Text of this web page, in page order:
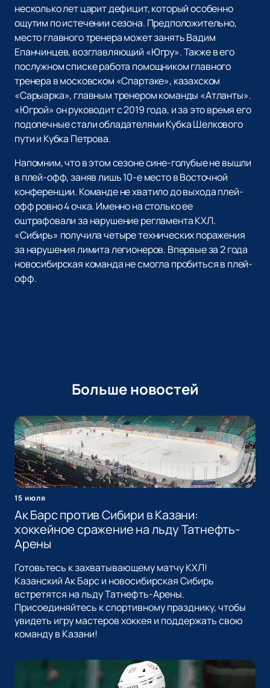
несколько лет царит дефицит, который особенно
ощутим по истечении сезона. Предположительно,
место главного тренера может занять Вадим
Епанчинцев, возглавляющий «Югру». Также в его
послужном списке работа помощником главного
тренера в московском «Спартаке», казахском
«Сарыарка», главным тренером команды «Атланты».
«Югрой» он руководит с 2019 года, и за это время его
подопечные стали обладателями Кубка Шелкового
пути и Кубка Петрова.
Напомним, что в этом сезоне сине-голубые не вышли
в плей-офф, заняв лишь 10-е место в Восточной
конференции. Команде не хватило до выхода плей-
офф ровно 4 очка. Именно на столько ее
оштрафовали за нарушение регламента КХЛ.
«Сибирь» получила четыре технических поражения
за нарушения лимита легионеров. Впервые за 2 года
новосибирская команда не смогла пробиться в плей-
офф.
Больше новостей
15 июля
Ак Барс против Сибири в Казани:
хоккейное сражение на льду Татнефть-
Арены
Готовьтесь к захватывающему матчу КХЛ!
Казанский Ак Барс и новосибирская Сибирь
встретятся на льду Татнефть-Арены.
Присоединяйтесь к спортивному празднику, чтобы
увидеть игру мастеров хоккея и поддержать свою
команду в Казани!